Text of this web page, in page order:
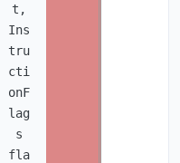
t,
Ins
tru
cti
onF
lag
s
fla